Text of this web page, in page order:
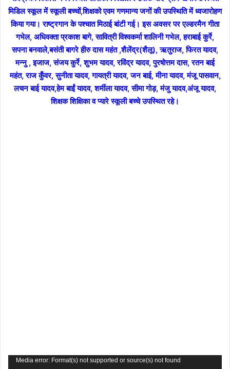
मिडिल स्कूल में स्कूली बच्चों,शिक्षको एवम गणमान्य जनों की उपस्थिति में ध्वजारोहण
किया गया। राष्ट्रगान के पश्चात मिठाई बांटी गई। इस अवसर पर एल्डरमैन गीता
गभेल, अधिवक्ता प्रकाश बागे, सावित्री विश्वकर्मा शालिनी गभेल, हराबाई कुर्रे,
सपना बनवाले,बसंती बागरे हीरु दास महंत ,शैलेंद्र(शैलू), ऋतुराज, फिरत यादव,
मन्नु , इजाज, संजय कुर्रे, शुभम यादव, रविंद्र यादव, पुरषोत्तम दास, रतन बाई
महंत, राज कुँवर, सुनीता यादव, गायत्री यादव, जन बाई, मीना यादव, मंजू पासवान,
लचन बाई यादव,हेम बाईं यादव, शर्मीला यादव, सीमा गोड़, मंजु यादव,अंजू यादव,
शिक्षक शिक्षिका व प्यारे स्कूली बच्चे उपस्थित रहे।
Video
Media error: Format(s) not supported or source(s) not found